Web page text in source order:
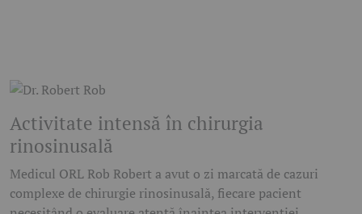
Activitate intensă în chirurgia
rinosinusală
Medicul ORL Rob Robert a avut o zi marcată de cazuri
complexe de chirurgie rinosinusală, fiecare pacient